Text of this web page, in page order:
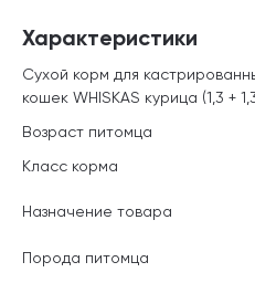
Характеристики
Сухой корм для
кошек WHISKAS курица (1,3 +
Возраст питомца
Класс корма
Назначение товара
Порода питомца